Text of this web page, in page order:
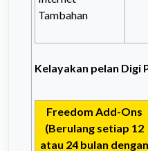
Tambahan
Kelayakan pelan Digi
Freedom Add-Ons
(Berulang setiap 12
atau 24 bulan dengan